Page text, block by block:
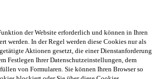
der Website erforderlich und können in Ihren
werden. In der Regel werden diese Cookies nur als
Aktionen gesetzt, die einer Dienstanforderung
Festlegen Ihrer Datenschutzeinstellungen, dem
von Formularen. Sie können Ihren Browser so